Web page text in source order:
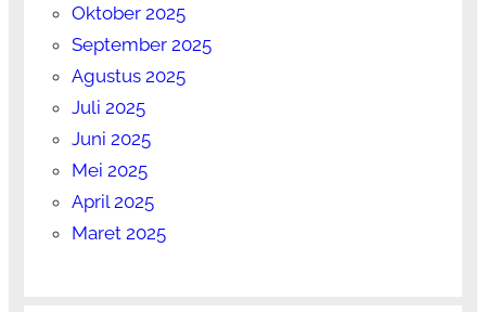
Oktober 2025
September 2025
Agustus 2025
Juli 2025
Juni 2025
Mei 2025
April 2025
Maret 2025